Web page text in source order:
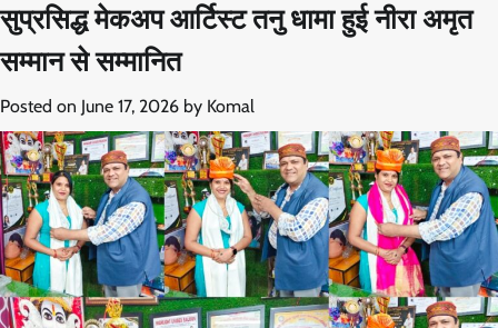
सुप्रसिद्ध मेकअप आर्टिस्ट तनु धामा हुई नीरा अमृत
सम्मान से सम्मानित
Posted on June 17, 2026 by Komal